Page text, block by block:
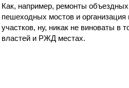
Как, например, ремонты
пешеходных мостов и
участков, ну, никак не виноваты в
властей и РЖД местах.